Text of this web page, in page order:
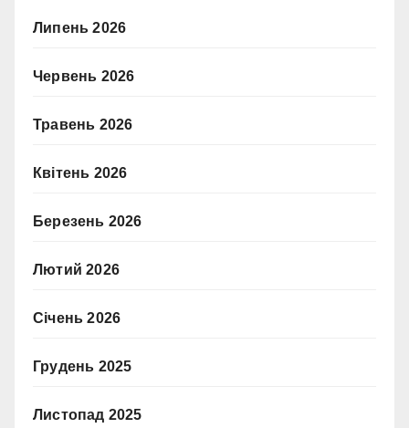
Липень 2026
Червень 2026
Травень 2026
Квітень 2026
Березень 2026
Лютий 2026
Січень 2026
Грудень 2025
Листопад 2025